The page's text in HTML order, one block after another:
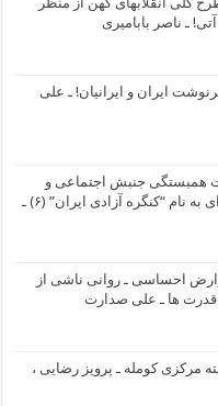
ـ ناصر بابامیری
ایران و ایرانیان! ـ علی
همبستگی جنبش اجتماعی و
بررسی “نکثر” در پروژه ای به نام “کنگره آزادی ایران” (۶) ـ
احساسی ـ روانی ناشی از
ها ـ علی صدارت
اعضای کمیته مرکزی کومله ـ پرویز رضایی ،